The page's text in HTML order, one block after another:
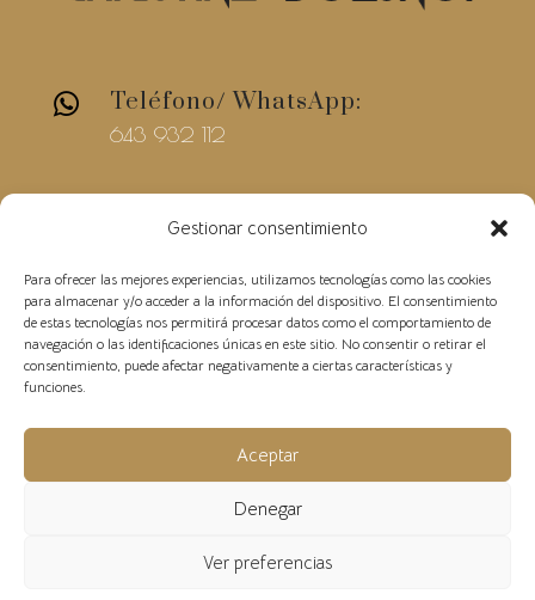
Gestionar consentimiento
Para ofrecer las mejores experiencias, utilizamos tecnologías como las cookies
para almacenar y/o acceder a la información del dispositivo. El consentimiento
de estas tecnologías nos permitirá procesar datos como el comportamiento de
navegación o las identificaciones únicas en este sitio. No consentir o retirar el
consentimiento, puede afectar negativamente a ciertas características y
funciones.
Aceptar
Denegar
Ver preferencias
 Teléfono/ WhatsApp:
643 932 112
christinebolshoi@gmail.com
venta
Aviso Legal
Política de
Política de Cookies